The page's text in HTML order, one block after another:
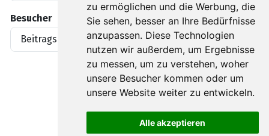
zu ermöglichen und die Werbung, die
Sie sehen, besser an Ihre Bedürfnisse
anzupassen. Diese Technologien
nutzen wir außerdem, um Ergebnisse
zu messen, um zu verstehen, woher
unsere Besucher kommen oder um
unsere Website weiter zu entwickeln.
Alle akzeptieren
Besucher
Beitragsaufrufe
1919396